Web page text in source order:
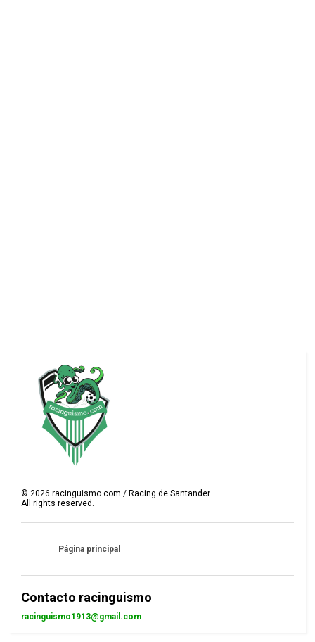
© 2026 racinguismo.com / Racing de Santander
All rights reserved.
Página principal
Contacto racinguismo
racinguismo1913@gmail.com